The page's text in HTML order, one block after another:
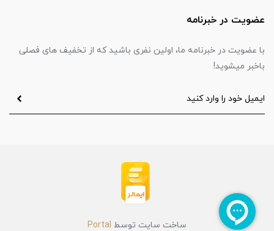
عضویت در خبرنامه
با عضویت در خبرنامه ما، اولین نفری باشید که از تخفیف های فصلی
باخبر میشوید!
ساخت سایت توسط Portal